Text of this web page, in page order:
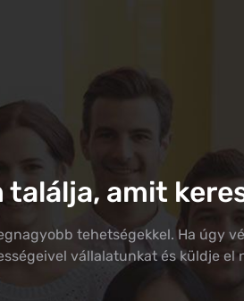
találja, amit
tehetségekkel. Ha úgy
vállalatunkat és küldje el